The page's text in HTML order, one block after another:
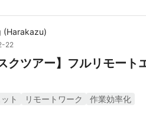
(Harakazu)
22
スクツアー】フルリモー
ト リモートワーク 作業効率化